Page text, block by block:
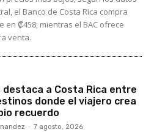
el Banco de Costa Rica compra
en ₡458; mientras el BAC ofrece
venta.
destaca a Costa Rica entre
donde el viajero crea
recuerdo
- 7 agosto, 2026